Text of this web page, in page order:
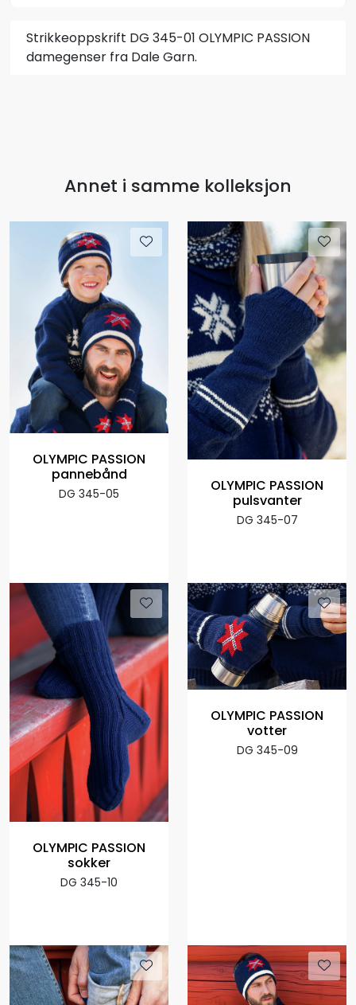
Strikkeoppskrift DG 345-01 OLYMPIC PASSION
damegenser fra Dale Garn.
Annet i samme kolleksjon
OLYMPIC PASSION
pannebånd
DG 345-05
OLYMPIC PASSION
pulsvanter
DG 345-07
OLYMPIC PASSION
sokker
DG 345-10
OLYMPIC PASSION
votter
DG 345-09